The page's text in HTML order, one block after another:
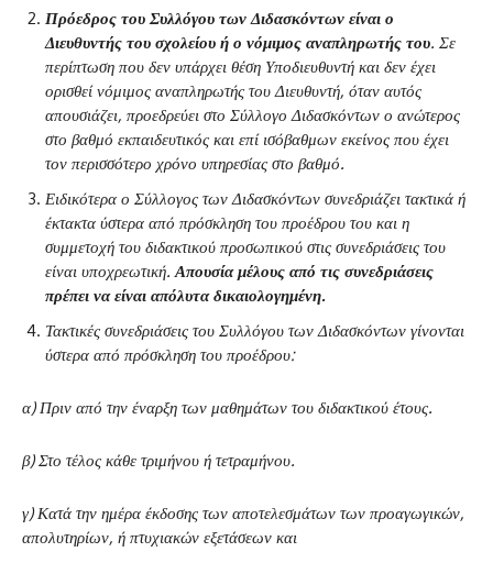
Πρόεδρος του Συλλόγου των Διδασκόντων είναι ο
Διευθυντής του σχολείου ή ο νόμιμος αναπληρωτής του. Σε
περίπτωση που δεν υπάρχει θέση Υποδιευθυντή και δεν έχει
ορισθεί νόμιμος αναπληρωτής του Διευθυντή, όταν αυτός
απουσιάζει, προεδρεύει στο Σύλλογο Διδασκόντων ο ανώτερος
στο βαθμό εκπαιδευτικός και επί ισόβαθμων εκείνος που έχει
τον περισσότερο χρόνο υπηρεσίας στο βαθμό.
Ειδικότερα ο Σύλλογος των Διδασκόντων συνεδριάζει τακτικά ή
έκτακτα ύστερα από πρόσκληση του προέδρου του και η
συμμετοχή του διδακτικού προσωπικού στις συνεδριάσεις του
είναι υποχρεωτική.Απουσία μέλους από τις συνεδριάσεις
πρέπει να είναι απόλυτα δικαιολογημένη.
Τακτικές συνεδριάσεις του Συλλόγου των Διδασκόντων γίνονται
ύστερα από πρόσκληση του προέδρου:
α) Πριν από την έναρξη των μαθημάτων του διδακτικού έτους.
β) Στο τέλος κάθε τριμήνου ή τετραμήνου.
γ) Κατά την ημέρα έκδοσης των αποτελεσμάτων των προαγωγικών,
απολυτηρίων, ή πτυχιακών εξετάσεων και